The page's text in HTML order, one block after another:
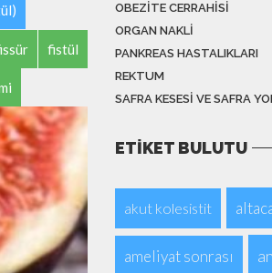
fistül
OBEZITE CERRAHISI
ORGAN NAKLI
PANKREAS HASTALIKLARI
REKTUM
SAFRA KESESI VE SAFRA
ETIKET BULUTU
akut kolesistit
ameliyat sonrası